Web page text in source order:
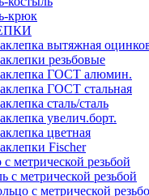
крюк
вытяжная
резьбовые
ГОСТ алюмин.
ГОСТ стальная
сталь/сталь
увелич.борт.
цветная
Fischer
метрической резьбой
с метрической резьбой
с метрической